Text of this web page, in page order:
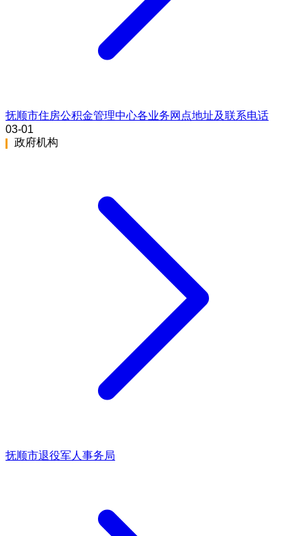
抚顺市住房公积金管理中心各业务网点地址及联系电话
03-01
政府机构
抚顺市退役军人事务局